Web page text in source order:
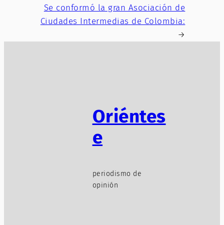
Se conformó la gran Asociación de
Ciudades Intermedias de Colombia:
→
Oriéntes
e
periodismo de
opinión